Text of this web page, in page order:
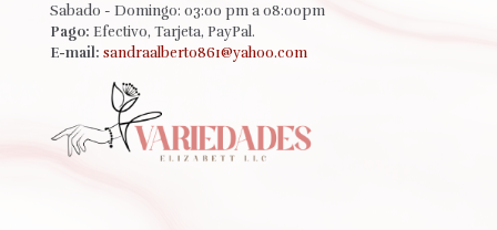
Sabado - Domingo: 03:00 pm a 08:00pm
Pago: Efectivo, Tarjeta, PayPal.
E-mail: sandraalberto861@yahoo.com